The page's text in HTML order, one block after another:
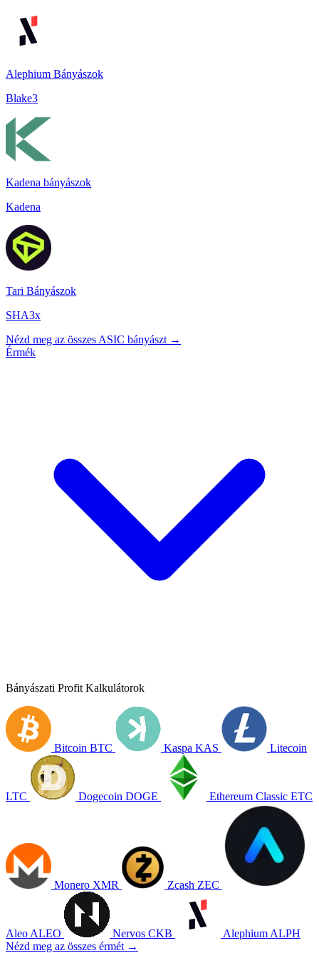
Alephium Bányászok
Blake3
Kadena bányászok
Kadena
Tari Bányászok
SHA3x
Nézd meg az összes ASIC bányászt →
Érmék
Bányászati Profit Kalkulátorok
Bitcoin BTC Kaspa KAS Litecoin
LTC Dogecoin DOGE Ethereum Classic ETC
Monero XMR Zcash ZEC
Aleo ALEO Nervos CKB Alephium ALPH
Nézd meg az összes érmét →